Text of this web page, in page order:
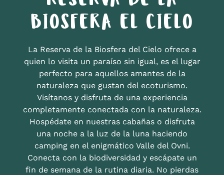
BIOSFERA EL CIELO
La Reserva de la Biosfera del Cielo ofrece a
quien lo visita un paraíso sin igual, es el lugar
perfecto para aquellos amantes de la
naturaleza que gustan del ecoturismo.
Visítanos y disfruta de una experiencia
completamente conectada con la naturaleza.
Hospédate en nuestras cabañas o disfruta
una noche a la luz de la luna haciendo
camping en el enigmático Valle del Ovni.
Conecta con la biodiversidad y escápate un
fin de semana de la rutina diaria. No pierdas